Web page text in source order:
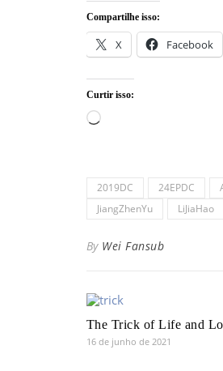
Compartilhe isso:
X Facebook
Curtir isso:
Carregando...
2019DC 24EPDC
JiangZhenYu
LiJiaHao
By Wei Fansub
The Trick of Life and
16 de junho de 2021